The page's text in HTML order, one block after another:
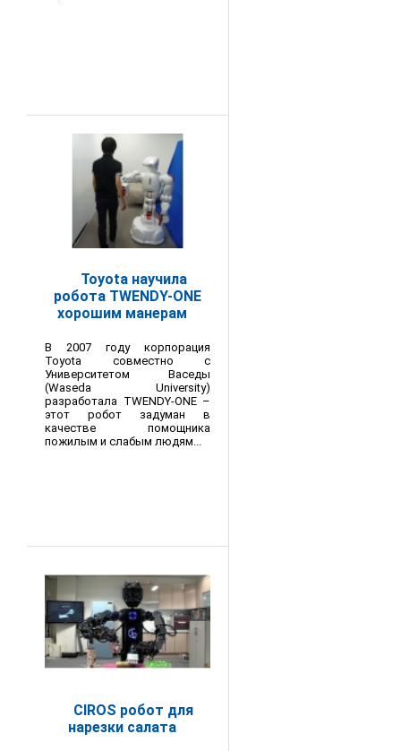
Toyota научила
робота TWENDY-ONE
хорошим манерам
В 2007 году корпорация
Toyota совместно с
Университетом Васеды
(Waseda University)
разработала TWENDY-ONE –
этот робот задуман в
качестве помощника
пожилым и слабым людям...
CIROS робот для
нарезки салата